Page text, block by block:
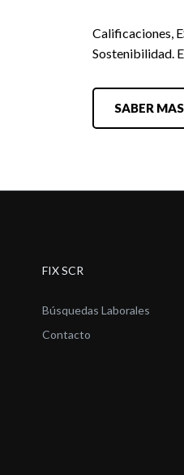
Calificaciones,
Sostenibilidad.
SABER MAS
FIX SCR
Búsquedas Laborales
Contacto